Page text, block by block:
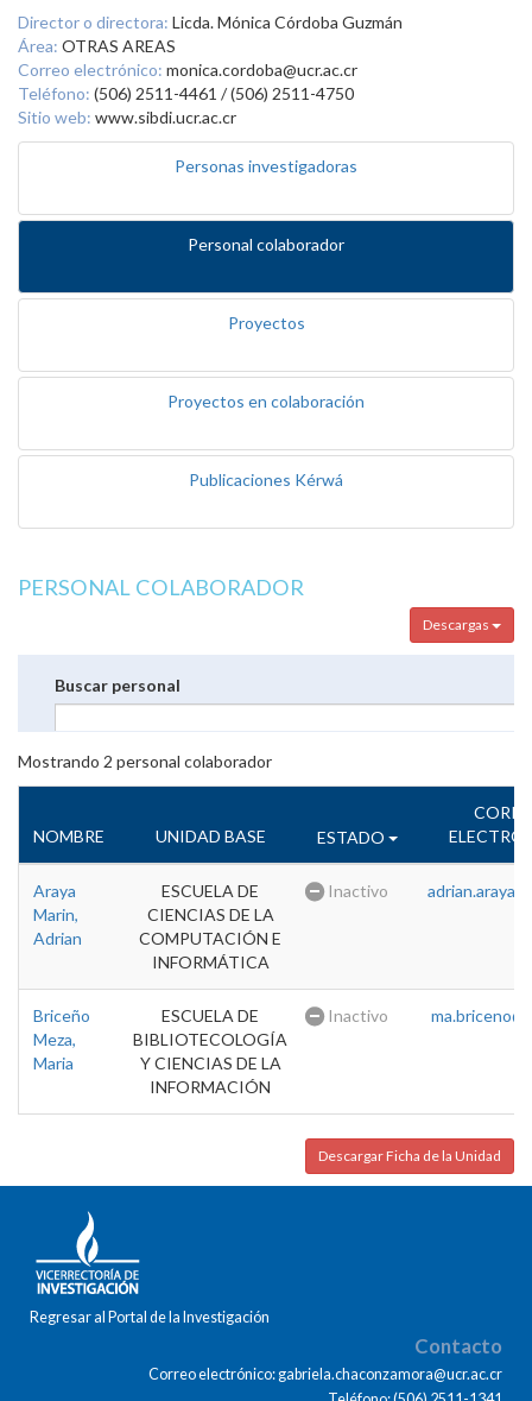
Director o directora: Licda. Mónica Córdoba Guzmán
Área: OTRAS AREAS
Correo electrónico: monica.cordoba@ucr.ac.cr
Teléfono: (506) 2511-4461 / (506) 2511-4750
Sitio web: www.sibdi.ucr.ac.cr
Personas investigadoras
Personal colaborador
Proyectos
Proyectos en colaboración
Publicaciones Kérwá
PERSONAL COLABORADOR
Descargas
Buscar personal
Mostrando 2 personal colaborador
NOMBRE UNIDAD BASE ESTADO
Araya
Marin,
Adrian
ESCUELA DE
CIENCIAS DE LA
COMPUTACIÓN E
INFORMÁTICA
Inactivo
Briceño
Meza,
Maria
ESCUELA DE
BIBLIOTECOLOGÍA
Y CIENCIAS DE LA
INFORMACIÓN
Inactivo
Descargar Ficha de la Unidad
Regresar al Portal de la Investigación
Contacto
Correo electrónico: gabriela.chaconzamora@ucr.ac.cr